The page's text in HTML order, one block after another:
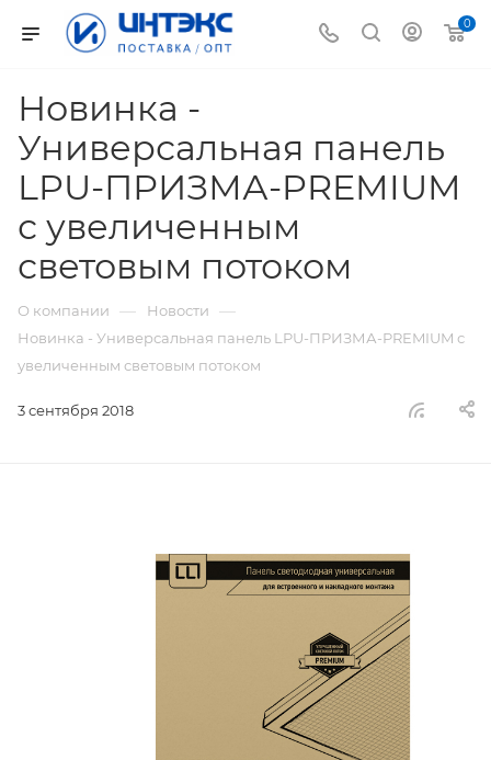
0
Новинка -
Универсальная панель
LPU-ПРИЗМА-PREMIUM
с увеличенным
световым потоком
О компании — Новости —
Новинка - Универсальная панель LPU-ПРИЗМА-PREMIUM с
увеличенным световым потоком
3 сентября 2018